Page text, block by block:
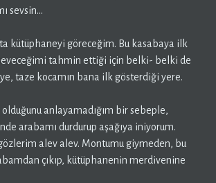
sevsin…
kütüphaneyi göreceğim. Bu kasabaya ilk
tahmin ettiği için belki- belki de
taze kocamın bana ilk gösterdiği yere.
anlayamadığım bir sebeple,
arabamı durdurup aşağıya iniyorum.
alev alev. Montumu giymeden, bu
çıkıp, kütüphanenin merdivenine